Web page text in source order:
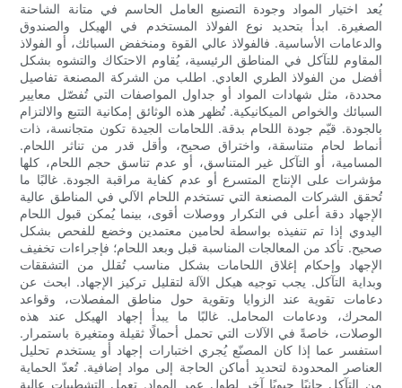
يُعد اختيار المواد وجودة التصنيع العامل الحاسم في متانة الشاحنة
الصغيرة. ابدأ بتحديد نوع الفولاذ المستخدم في الهيكل والصندوق
والدعامات الأساسية. فالفولاذ عالي القوة ومنخفض السبائك، أو الفولاذ
المقاوم للتآكل في المناطق الرئيسية، يُقاوم الاحتكاك والتشوه بشكل
أفضل من الفولاذ الطري العادي. اطلب من الشركة المصنعة تفاصيل
محددة، مثل شهادات المواد أو جداول المواصفات التي تُفصّل معايير
السبائك والخواص الميكانيكية. تُظهر هذه الوثائق إمكانية التتبع والالتزام
بالجودة. قيّم جودة اللحام بدقة. اللحامات الجيدة تكون متجانسة، ذات
أنماط لحام متناسقة، واختراق صحيح، وأقل قدر من تناثر اللحام.
المسامية، أو التآكل غير المتناسق، أو عدم تناسق حجم اللحام، كلها
مؤشرات على الإنتاج المتسرع أو عدم كفاية مراقبة الجودة. غالبًا ما
تُحقق الشركات المصنعة التي تستخدم اللحام الآلي في المناطق عالية
الإجهاد دقة أعلى في التكرار ووصلات أقوى، بينما يُمكن قبول اللحام
اليدوي إذا تم تنفيذه بواسطة لحامين معتمدين وخضع للفحص بشكل
صحيح. تأكد من المعالجات المناسبة قبل وبعد اللحام؛ فإجراءات تخفيف
الإجهاد وإحكام إغلاق اللحامات بشكل مناسب تُقلل من التشققات
وبداية التآكل. يجب توجيه هيكل الآلة لتقليل تركيز الإجهاد. ابحث عن
دعامات تقوية عند الزوايا وتقوية حول مناطق المفصلات، وقواعد
المحرك، ودعامات المحامل. غالبًا ما يبدأ إجهاد الهيكل عند هذه
الوصلات، خاصةً في الآلات التي تحمل أحمالًا ثقيلة ومتغيرة باستمرار.
استفسر عما إذا كان المصنّع يُجري اختبارات إجهاد أو يستخدم تحليل
العناصر المحدودة لتحديد أماكن الحاجة إلى مواد إضافية. تُعدّ الحماية
من التآكل جانبًا حيويًا آخر لطول عمر المواد. تعمل التشطيبات عالية